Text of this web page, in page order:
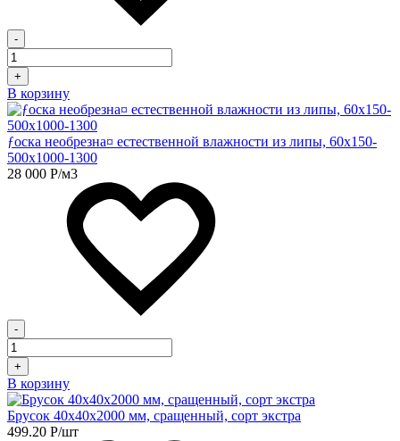
-
+
В корзину
ƒоска необрезна¤ естественной влажности из липы, 60х150-
500х1000-1300
28 000 Р/м3
-
+
В корзину
Брусок 40х40х2000 мм, сращенный, сорт экстра
499.20 Р/шт